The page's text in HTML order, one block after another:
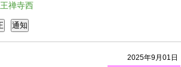
禅寺西
2025年9月01日